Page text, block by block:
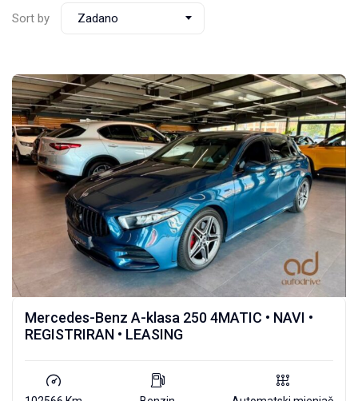
Sort by
Zadano
Mercedes-Benz A-klasa 250 4MATIC • NAVI •
REGISTRIRAN • LEASING